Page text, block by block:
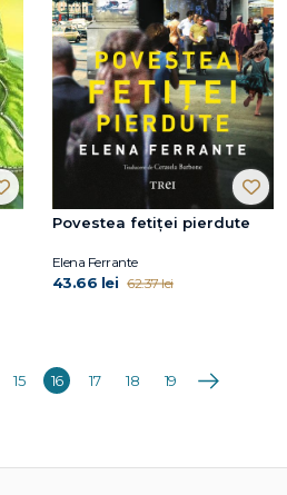
Povestea fetiței pierdute
Elena Ferrante
43.66 lei 62.37 lei
15 16 17 18 19 Următoarea